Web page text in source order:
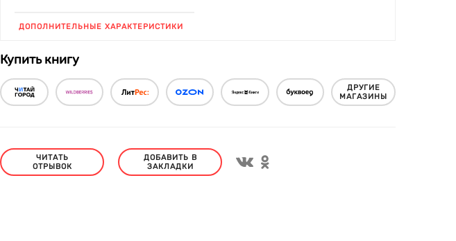
ДОПОЛНИТЕЛЬНЫЕ ХАРАКТЕРИСТИКИ
Купить книгу
ДРУГИЕ
МАГАЗИНЫ
ЧИТАТЬ
ОТРЫВОК
ДОБАВИТЬ В
ЗАКЛАДКИ